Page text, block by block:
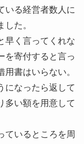
いる経営者数人に
た。
早く言ってくれな
を寄付すると言っ
書はいらない。
になったら返して
多い額を用意して
ているところを周